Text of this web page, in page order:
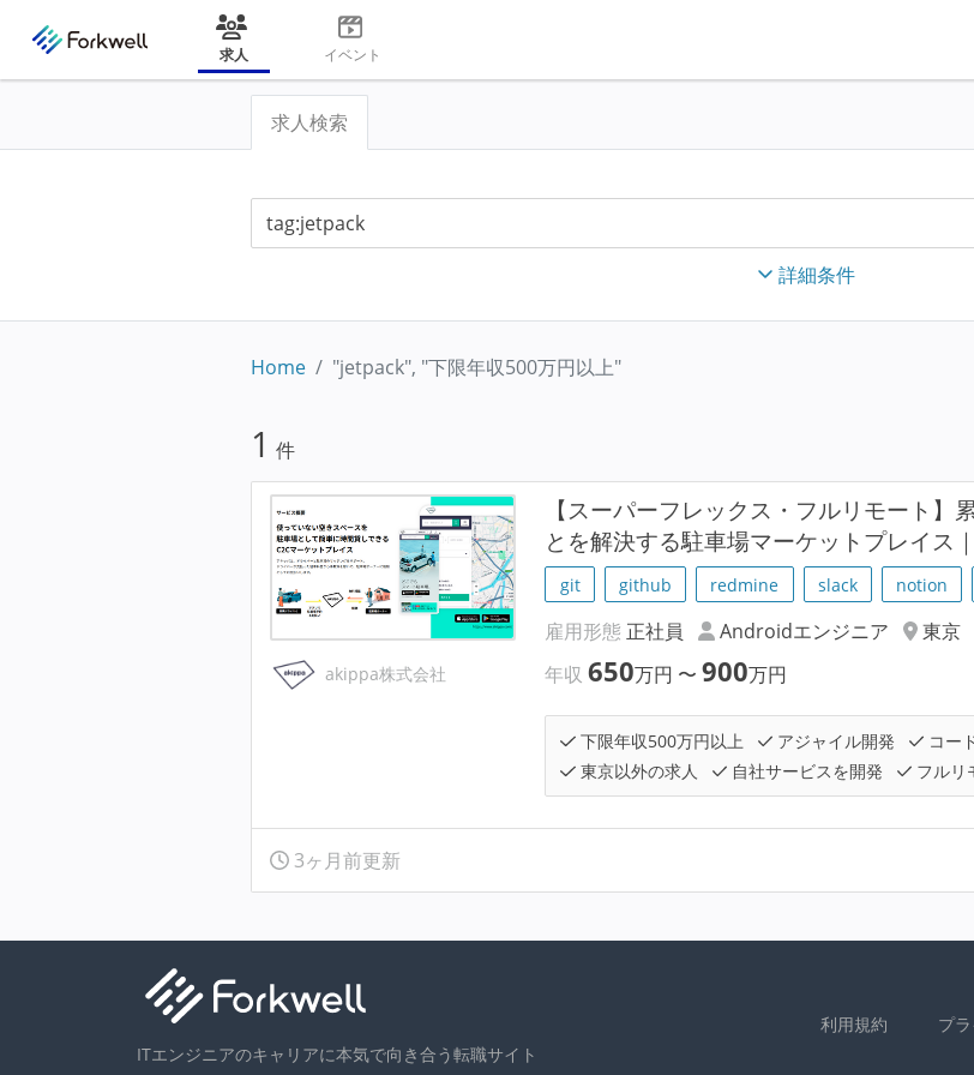
求人 イベント
求人検索
詳細条件
Home "jetpack", "下限年収500万円以上"
1 件
akippa株式会社
【スーパーフレックス・フルリモート
とを解決する駐車場マーケットプレイス
git github redmine slack notion
雇用形態 正社員 Androidエンジニア
東京
年収650万円 〜900万円
下限年収500万円以上 アジャイル開発 コー
東京以外の求人
自社サービスを開発 フルリ
3ヶ月前更新
ITエンジニアのキャリアに本気で向き合う転職サイト
利用規約 プ